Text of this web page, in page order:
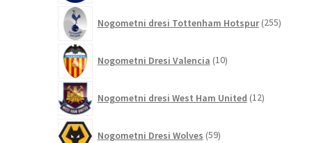
Nogometni dresi Tottenham Hotspur 255
Nogometni Dresi Valencia 10izdelkov
Nogometni dresi West Ham United 12izdelkov
Nogometni Dresi Wolves 59